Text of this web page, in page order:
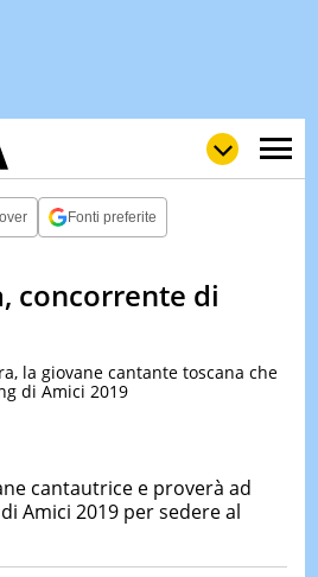
LOLGULP
VIDEO
TEST
Fonti preferite
concorrente di
la giovane cantante toscana che
di Amici 2019
cantautrice e proverà ad
Amici 2019 per sedere al